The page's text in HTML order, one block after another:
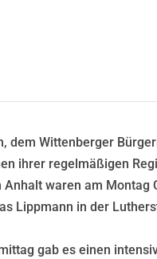
dem Wittenberger
ihrer regelmäßigen
waren am Montag
Lippmann in der
gab es einen